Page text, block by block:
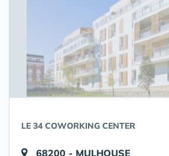
LE 34 COWORKING CENTER
68200 - MULHOUSE